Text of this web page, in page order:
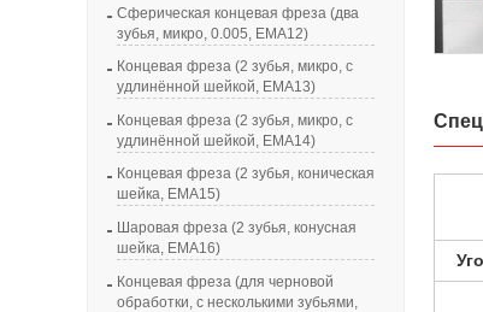
Сферическая концевая фреза (два
зубья, микро, 0.005, EMA12)
Концевая фреза (2 зубья, микро, с
удлинённой шейкой, EMA13)
Концевая фреза (2 зубья, микро, с
удлинённой шейкой, EMA14)
Концевая фреза (2 зубья, коническая
шейка, EMA15)
Шаровая фреза (2 зубья, конусная
шейка, EMA16)
Концевая фреза (для черновой
обработки, с несколькими зубьями,